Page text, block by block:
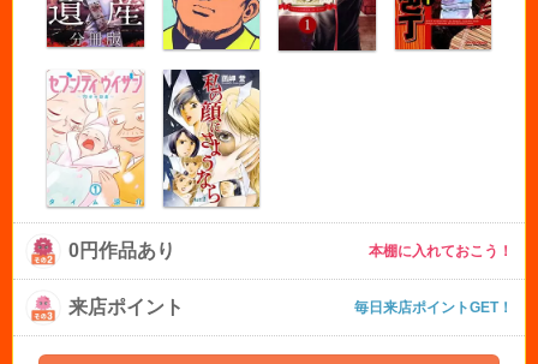
0円作品あり 本棚に入れておこう！
来店ポイント 毎日来店ポイントGET！